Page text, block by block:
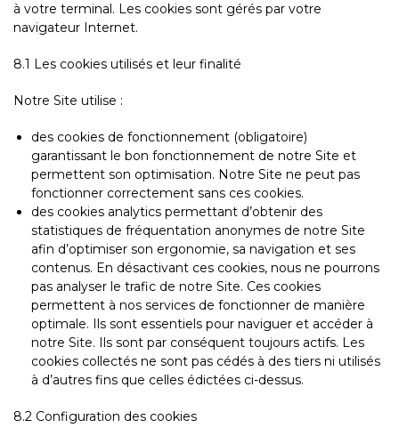
à votre terminal. Les cookies sont gérés par votre
navigateur Internet.
8.1 Les cookies utilisés et leur finalité
Notre Site utilise :
des cookies de fonctionnement (obligatoire)
garantissant le bon fonctionnement de notre Site et
permettent son optimisation. Notre Site ne peut pas
fonctionner correctement sans ces cookies.
des cookies analytics permettant d’obtenir des
statistiques de fréquentation anonymes de notre Site
afin d’optimiser son ergonomie, sa navigation et ses
contenus. En désactivant ces cookies, nous ne pourrons
pas analyser le trafic de notre Site. Ces cookies
permettent à nos services de fonctionner de manière
optimale. Ils sont essentiels pour naviguer et accéder à
notre Site. Ils sont par conséquent toujours actifs. Les
cookies collectés ne sont pas cédés à des tiers ni utilisés
à d’autres fins que celles édictées ci-dessus.
8.2 Configuration des cookies